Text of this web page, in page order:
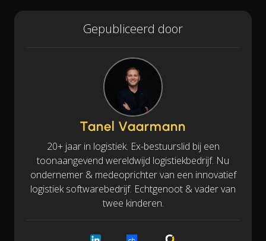
Gepubliceerd door
Tanel Vaarmann
20+ jaar in logistiek. Ex-bestuurslid bij een
toonaangevend wereldwijd logistiekbedrijf. Nu
ondernemer & medeoprichter van een innovatief
logistiek softwarebedrijf. Echtgenoot & vader van
twee kinderen.